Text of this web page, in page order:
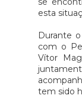
esta
Durante
com o
Vítor
tem sido